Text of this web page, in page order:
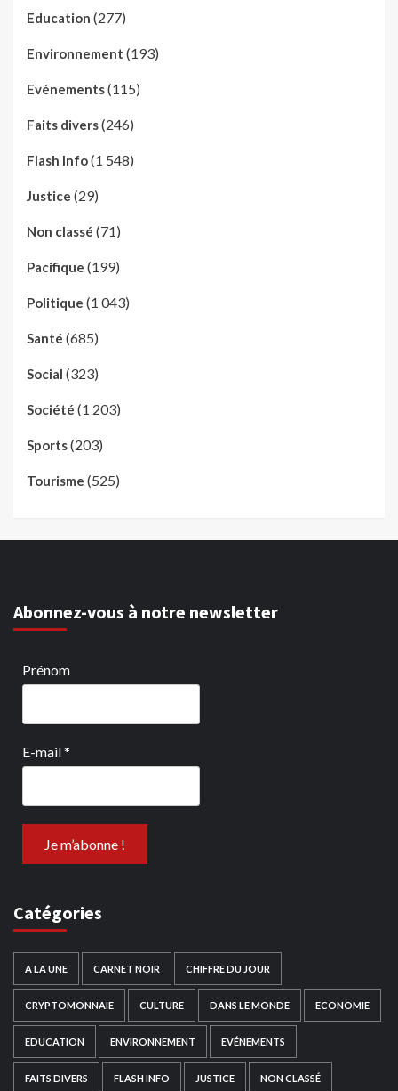
Education (277)
Environnement (193)
Evénements(115)
Faits divers(246)
Flash Info(1 548)
Justice (29)
Non classé (71)
Pacifique (199)
Politique (1 043)
Santé (685)
Social (323)
Société (1 203)
Sports(203)
Tourisme (525)
Abonnez-vous à notre newsletter
Prénom
E-mail*
Catégories
A LA UNE CARNET NOIR CHIFFRE DU JOUR
CRYPTOMONNAIE CULTURE DANS LE MONDE ECONOMIE
EDUCATION ENVIRONNEMENT EVÉNEMENTS
FAITS DIVERS FLASH INFO JUSTICE NON CLASSÉ